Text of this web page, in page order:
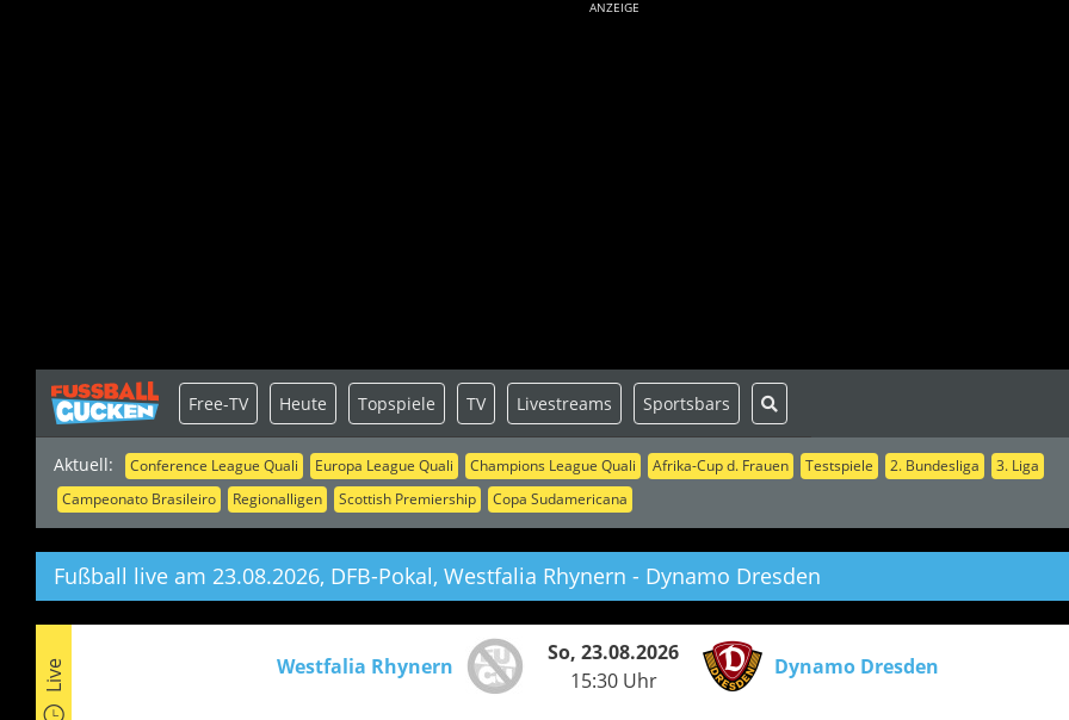
ANZEIGE
Aktuell: Conference League Quali Europa League Quali Champions League Quali Afrika-Cup d. Frauen Testspiele 2. Bundesliga
3. Liga
Campeonato Brasileiro
Regionalligen Scottish Premiership Copa Sudamericana
Free-TV Heute Topspiele TV Livestreams Sportsbars
Fußball live am 23.08.2026, DFB-Pokal, Westfalia Rhynern - Dynamo Dresden
Live Westfalia Rhynern
So, 23.08.2026
15:30 Uhr
Dynamo Dresden